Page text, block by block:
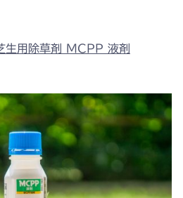
生用除草剤 MCPP 液剤